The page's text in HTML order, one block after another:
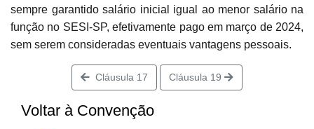
sempre garantido salário inicial igual ao menor salário na
função no SESI-SP, efetivamente pago em março de 2024,
sem serem consideradas eventuais vantagens pessoais.
Cláusula 17 Cláusula 19
Voltar à Convenção